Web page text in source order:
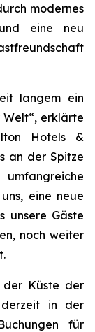
modernes
eine neu
langem ein
erklärte
Hotels &
an der Spitze
eine neue
unsere Gäste
noch weiter
der Küste der
derzeit in der
für